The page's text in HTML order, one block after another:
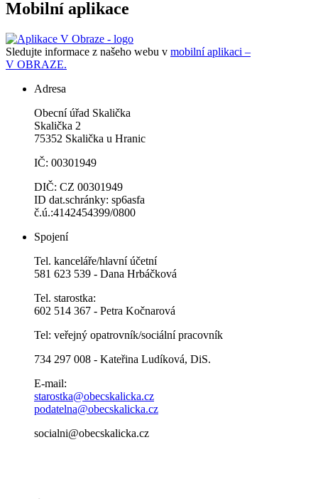
Mobilní aplikace
Sledujte informace z našeho webu v mobilní aplikaci –
V OBRAZE.
Adresa
Obecní úřad Skalička
Skalička 2
75352 Skalička u Hranic
IČ: 00301949
DIČ: CZ 00301949
ID dat.schránky: sp6asfa
č.ú.:4142454399/0800
Spojení
Tel. kanceláře/hlavní účetní
581 623 539 - Dana Hrbáčková
Tel. starostka:
602 514 367 - Petra Kočnarová
Tel: veřejný opatrovník/sociální pracovník
734 297 008 - Kateřina Ludíková, DiS.
E-mail:
starostka@obecskalicka.cz
podatelna@obecskalicka.cz
socialni@obecskalicka.cz